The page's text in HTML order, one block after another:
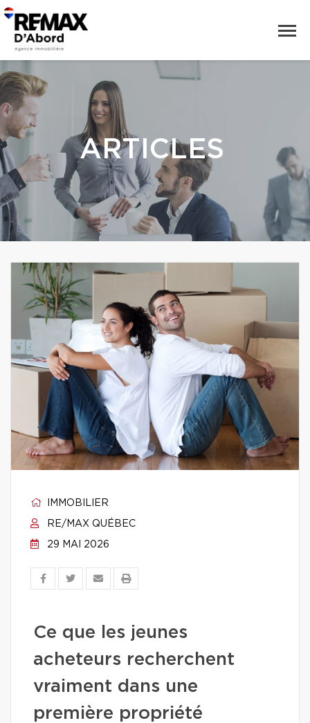
ARTICLES
IMMOBILIER
RE/MAX QUÉBEC
29 MAI 2026
Ce que les jeunes
acheteurs recherchent
vraiment dans une
première propriété